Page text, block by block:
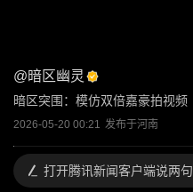
@暗区幽灵
暗区突围：模仿双倍嘉豪拍视频
2026-05-20 00:21 发布于河南
打开腾讯新闻客户端说两句